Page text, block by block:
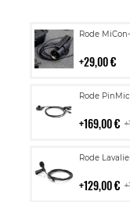
Rode
29,00 €
Lisää
Rode
169,00 €
Lisää
Rode
129,00 €
Lisää